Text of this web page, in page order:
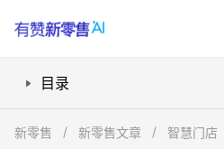
目录
新零售 新零售文章 智慧门店